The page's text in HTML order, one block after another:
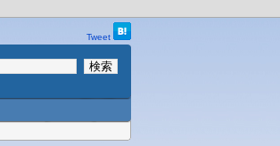
Tweet